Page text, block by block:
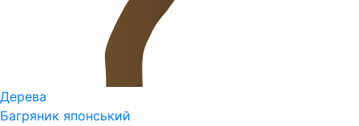
Дерева
Багряник японський